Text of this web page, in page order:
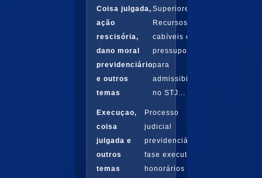
Coisa julgada,
ação
rescisória,
dano moral
previdenciário
e outros
temas
Superiores.
Recursos
cabíveis e
pressupostos
para
admissibilidade
no STJ...
Execuçao,
coisa
julgada e
outros
temas
Processo
judicial
previdenciário:
fase executória,
honorários